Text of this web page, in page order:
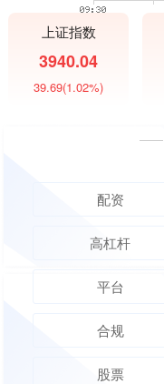
上证指数
3940.04
39.69(1.02%)
配资
高杠杆
平台
合规
股票